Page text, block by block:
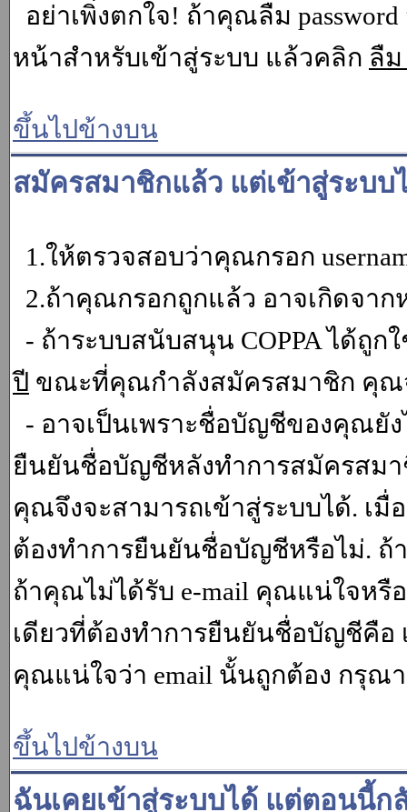
อย่าเพิ่งตกใจ! ถ้าคุณลืม
หน้าสำหรับเข้าสู่ระบบ แล้วคลิก ลืม
ขึ้นไปข้างบน
สมัครสมาชิกแล้ว แต่เข้าสู่ระบบ
1.ให้ตรวจสอบว่าคุณกรอก
2.ถ้าคุณกรอกถูกแล้ว อาจเกิดจาก
- ถ้าระบบสนับสนุน COPPA ได้ถู
ปี ขณะที่คุณกำลังสมัครสมาชิก คุ
- อาจเป็นเพราะชื่อบัญชีของคุณยั
ยืนยันชื่อบัญชีหลังทำการสมัครสมา
คุณจึงจะสามารถเข้าสู่ระบบได้. เ
ต้องทำการยืนยันชื่อบัญชีหรือไม่.
ถ้าคุณไม่ได้รับ e-mail คุณแน่ใจหรื
เดียวที่ต้องทำการยืนยันชื่อบัญชีคือ
คุณแน่ใจว่า email นั้นถูกต้อง กรุณ
ขึ้นไปข้างบน
ฉันเคยเข้าสู่ระบบได้ แต่ตอนนี้ก